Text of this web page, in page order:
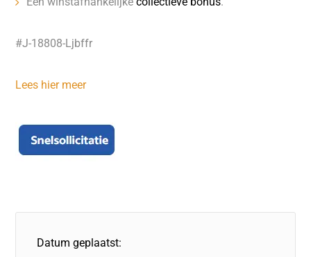
#J-18808-Ljbffr
Lees hier meer
Datum geplaatst: